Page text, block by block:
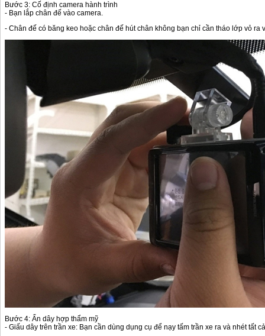
Bước 3: Cố định camera hành trình
- Bạn lắp chân đế vào camera.
- Chân đế có băng keo hoặc chân đế hút chân không bạn chỉ cần tháo lớp vỏ ra
Bước 4: Ẩn dây hợp thẩm mỹ
- Giấu dây trên trần xe: Bạn cần dùng dụng cụ để nạy tấm trần xe ra và nhét tất